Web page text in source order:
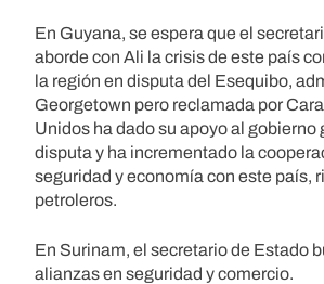
En Guyana, se espera que el
aborde con Ali la crisis de este país
la región en disputa del Esequibo,
Georgetown pero reclamada por
Unidos ha dado su apoyo al gobierno
disputa y ha incrementado la
seguridad y economía con este país,
petroleros.
En Surinam, el secretario de Estado
alianzas en seguridad y comercio.